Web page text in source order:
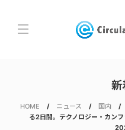
新
HOME ニュース 国内
る2日間。テクノロジー・カン